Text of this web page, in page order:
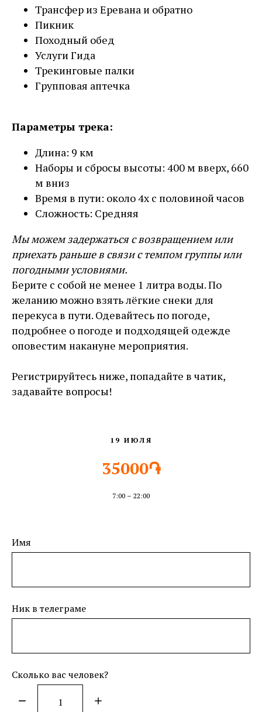
Трансфер из Еревана и обратно
Пикник
Походный обед
Услуги Гида
Трекинговые палки
Групповая аптечка
Параметры трека:
Длина: 9 км
Наборы и сбросы высоты: 400 м вверх, 660
м вниз
Время в пути: около 4х с половиной часов
Сложность: Средняя
Мы можем задержаться с возвращением или
приехать раньше в связи с темпом группы или
погодными условиями.
Берите с собой не менее 1 литра воды. По
желанию можно взять лёгкие снеки для
перекуса в пути. Одевайтесь по погоде,
подробнее о погоде и подходящей одежде
оповестим накануне мероприятия.
Регистрируйтесь ниже, попадайте в чатик,
задавайте вопросы!
19 ИЮЛЯ
35000֏
7:00 – 22:00
Имя
Ник в телеграме
Сколько вас человек?